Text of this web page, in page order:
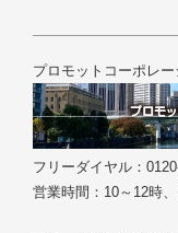
プロモットコーポレ
フリーダイヤル：
営業時間：10～12時